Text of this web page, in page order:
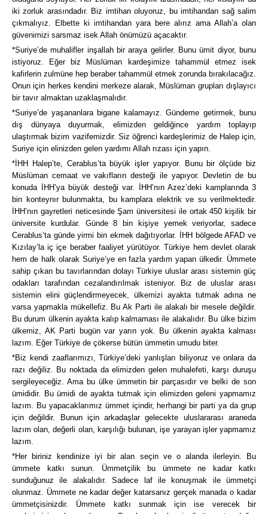
iki zorluk arasındadır. Biz imtihan oluyoruz, bu imtihandan sağ salim
çıkmalıyız. Elbette ki imtihandan yara bere alırız ama Allah’a olan
güvenimizi sarsmaz isek Allah önümüzü açacaktır.
*Suriye’de muhalifler inşallah bir araya gelirler. Bunu ümit diyor, bunu
istiyoruz. Eğer biz Müslüman kardeşimize tahammül etmez isek
kafirlerin zulmüne hep beraber tahammül etmek zorunda bırakılacağız.
Onun için herkes kendini merkeze alarak, Müslüman grupları dışlayıcı
bir tavır almaktan uzaklaşmalıdır.
*Suriye’de yaşananlara bigane kalamayız. Gündeme getirmek, bunu
dış dünyaya duyurmak, elimizden geldiğince yardım toplayıp
ulaştırmak bizim vazifemizdir. Siz öğrenci kardeşlerimiz de Halep için,
Suriye için elinizden gelen yardımı Allah rızası için yapın.
*İHH Halep’te, Cerablus’ta büyük işler yapıyor. Bunu bir ölçüde biz
Müslüman cemaat ve vakıfların desteği ile yapıyor. Devletin de bu
konuda İHH’ya büyük desteği var. İHH’nın Azez’deki kamplarında 3
bin konteynır bulunmakta, bu kamplara elektrik ve su verilmektedir.
İHH’nın gayretleri neticesinde Şam üniversitesi ile ortak 450 kişilik bir
üniversite kurdular. Günde 8 bin kişiye yemek veriyorlar, sadece
Cerablus’ta günde yirmi bin ekmek dağıtıyorlar. İHH bölgede AFAD ve
Kızılay’la iç içe beraber faaliyet yürütüyor. Türkiye hem devlet olarak
hem de halk olarak Suriye’ye en fazla yardım yapan ülkedir. Ümmete
sahip çıkan bu tavırlarından dolayı Türkiye uluslar arası sistemin güç
odakları tarafından cezalandırılmak isteniyor. Biz de uluslar arası
sistemin elini güçlendirmeyecek, ülkemizi ayakta tutmak adına ne
varsa yapmakla mükellefiz. Bu Ak Parti ile alakalı bir mesele değildir.
Bu durum ülkenin ayakta kalıp kalmaması ile alakalıdır. Bu ülke bizim
ülkemiz, AK Parti bugün var yarın yok. Bu ülkenin ayakta kalması
lazım. Eğer Türkiye de çökerse bütün ümmetin umudu biter.
*Biz kendi zaaflarımızı, Türkiye’deki yanlışları biliyoruz ve onlara da
razı değiliz. Bu noktada da elimizden gelen muhalefeti, karşı duruşu
sergileyeceğiz. Ama bu ülke ümmetin bir parçasıdır ve belki de son
ümididir. Bu ümidi de ayakta tutmak için elimizden geleni yapmamız
lazım. Bu yapacaklarımız ümmet içindir, herhangi bir parti ya da grup
için değildir. Bunun için arkadaşlar gelecekte uluslararası araneda
lazım olan, değerli olan, karşılığı bulunan, işe yarayan işler yapmamız
lazım.
*Her biriniz kendinize iyi bir alan seçin ve o alanda ilerleyin. Bu
ümmete katkı sunun. Ümmetçilik bu ümmete ne kadar katkı
sunduğunuz ile alakalıdır. Sadece laf ile konuşmak ile ümmetçi
olunmaz. Ümmete ne kadar değer katarsanız gerçek manada o kadar
ümmetçisinizdir. Ümmete katkı sunmak için ise verecek bir